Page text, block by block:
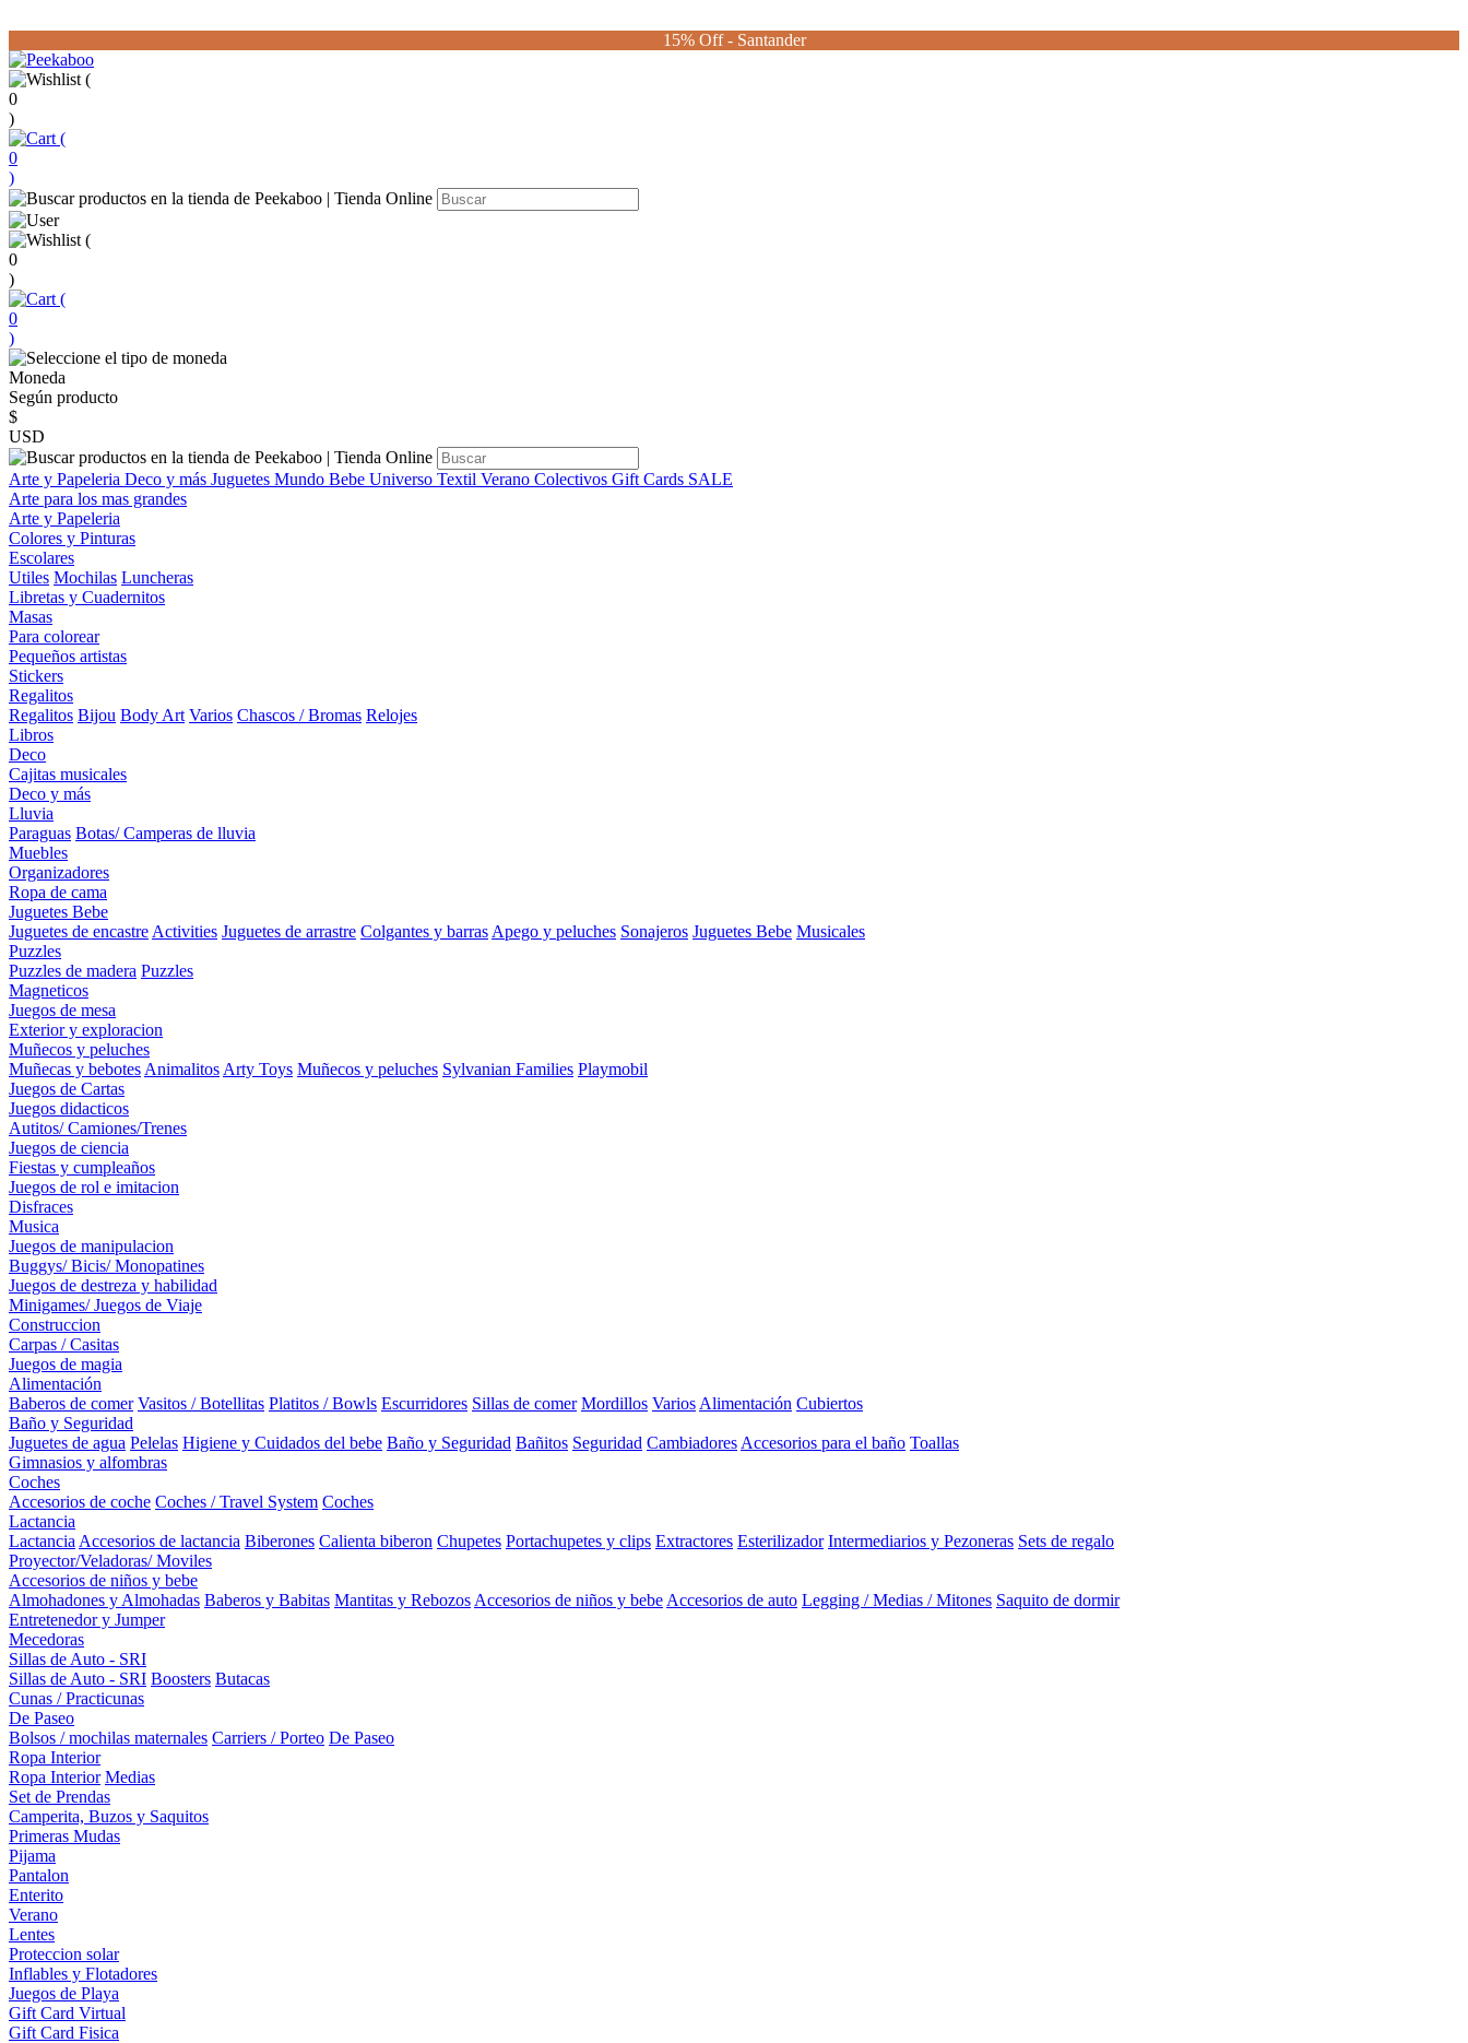
15% Off - Santander
(
0
)
(
0
)
(
0
)
(
0
)
Moneda
Según producto
$
USD
Arte y Papeleria Deco y más Juguetes Mundo Bebe Universo Textil Verano Colectivos Gift Cards SALE
Arte para los mas grandes
Arte y Papeleria
Colores y Pinturas
Escolares
Utiles Mochilas Luncheras
Libretas y Cuadernitos
Masas
Para colorear
Pequeños artistas
Stickers
Regalitos
Regalitos Bijou Body Art Varios Chascos / Bromas Relojes
Libros
Deco
Cajitas musicales
Deco y más
Lluvia
Paraguas Botas/ Camperas de lluvia
Muebles
Organizadores
Ropa de cama
Juguetes Bebe
Juguetes de encastre Activities Juguetes de arrastre Colgantes y barras Apego y peluches Sonajeros Juguetes Bebe Musicales
Puzzles
Puzzles de madera Puzzles
Magneticos
Juegos de mesa
Exterior y exploracion
Muñecos y peluches
Muñecas y bebotes Animalitos Arty Toys Muñecos y peluches Sylvanian Families Playmobil
Juegos de Cartas
Juegos didacticos
Autitos/ Camiones/Trenes
Juegos de ciencia
Fiestas y cumpleaños
Juegos de rol e imitacion
Disfraces
Musica
Juegos de manipulacion
Buggys/ Bicis/ Monopatines
Juegos de destreza y habilidad
Minigames/ Juegos de Viaje
Construccion
Carpas / Casitas
Juegos de magia
Alimentación
Baberos de comer Vasitos / Botellitas Platitos / Bowls Escurridores Sillas de comer Mordillos Varios Alimentación Cubiertos
Baño y Seguridad
Juguetes de agua Pelelas Higiene y Cuidados del bebe Baño y Seguridad Bañitos Seguridad Cambiadores Accesorios para el baño Toallas
Gimnasios y alfombras
Coches
Accesorios de coche Coches / Travel System Coches
Lactancia
Lactancia Accesorios de lactancia Biberones Calienta biberon Chupetes Portachupetes y clips Extractores Esterilizador Intermediarios y Pezoneras Sets de regalo
Proyector/Veladoras/ Moviles
Accesorios de niños y bebe
Almohadones y Almohadas Baberos y Babitas Mantitas y Rebozos Accesorios de niños y bebe Accesorios de auto Legging / Medias / Mitones Saquito de dormir
Entretenedor y Jumper
Mecedoras
Sillas de Auto - SRI
Sillas de Auto - SRI Boosters Butacas
Cunas / Practicunas
De Paseo
Bolsos / mochilas maternales Carriers / Porteo De Paseo
Ropa Interior
Ropa Interior Medias
Set de Prendas
Camperita, Buzos y Saquitos
Primeras Mudas
Pijama
Pantalon
Enterito
Verano
Lentes
Proteccion solar
Inflables y Flotadores
Juegos de Playa
Gift Card Virtual
Gift Card Fisica